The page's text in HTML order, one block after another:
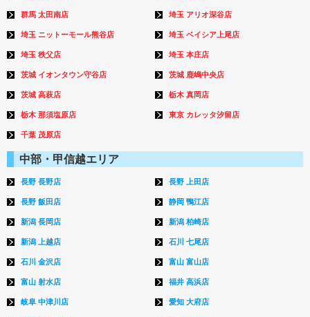
群馬 太田南店 埼玉 アリオ深谷店
埼玉 ニットーモール熊谷店 埼玉 ベイシア上尾店
埼玉 秩父店 埼玉 本庄店
茨城 イオンタウン守谷店 茨城 鹿嶋中央店
茨城 高萩店 栃木 真岡店
栃木 那須塩原店 東京 カレッタ汐留店
千葉 茂原店
中部・甲信越エリア
長野 長野店 長野 上田店
長野 飯田店 静岡 鴨江店
新潟 長岡店 新潟 柏崎店
新潟 上越店 石川 七尾店
石川 金沢店 富山 富山店
富山 射水店 福井 高浜店
岐阜 中津川店 愛知 大府店